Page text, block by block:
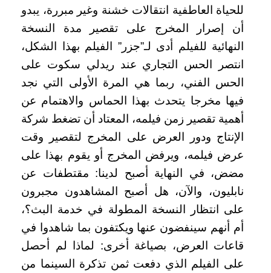
للحياة العاطفية انتقالات خشنة وغير مبررة، يبدو
أن إصرار المخرج على تقصير مدة النسخة
النهائية للفيلم أدى لـ”جزر” الفيلم بهذا الشكل،
انتصر الحس التجاري عند ريدلي سكوت على
الحس الفني، ربما هي المرة الأولى التي نجد
فيها مخرجا يتحدث بهذا الحماس والاهتمام عن
أهمية تقصير زمن فيلمه، المعتاد أن تضغط شركة
الإنتاج ودور العرض على المخرج لتقصير وقت
عرض فيلمه، ويرفض المخرج أو يقوم بهذا على
مضض، في النهاية أصبح لدينا: مقتطفات عن
نابليون، والآن، هل أصبح المشاهدون مجبرون
على انتظار النسخة المطولة في خدمة البث؟،
أم أنهم سينفضون عنها ويكتفون بما شاهدوا في
قاعات العرض، بصياغة أخرى: لماذا لم أحصل
على الفيلم الذي دفعت ثمن تذكرة السينما من